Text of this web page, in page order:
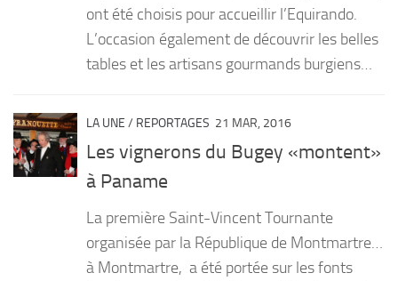
ont été choisis pour accueillir l’Equirando.
L’occasion également de découvrir les belles
tables et les artisans gourmands burgiens…
LA UNE / REPORTAGES 21 MAR, 2016
Les vignerons du Bugey «montent»
à Paname
La première Saint-Vincent Tournante
organisée par la République de Montmartre…
à Montmartre, a été portée sur les fonts